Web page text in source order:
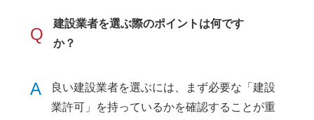
Q
建設業者を選ぶ際のポイントは何です
か？
A
良い建設業者を選ぶには、まず必要な「建設
業許可」を持っているかを確認することが重